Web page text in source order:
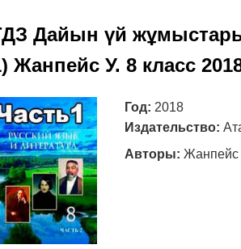
Дайын үй
Жанпейс У. 8 класс
Год: 2018
Издательство:
Авторы: Жанпейс